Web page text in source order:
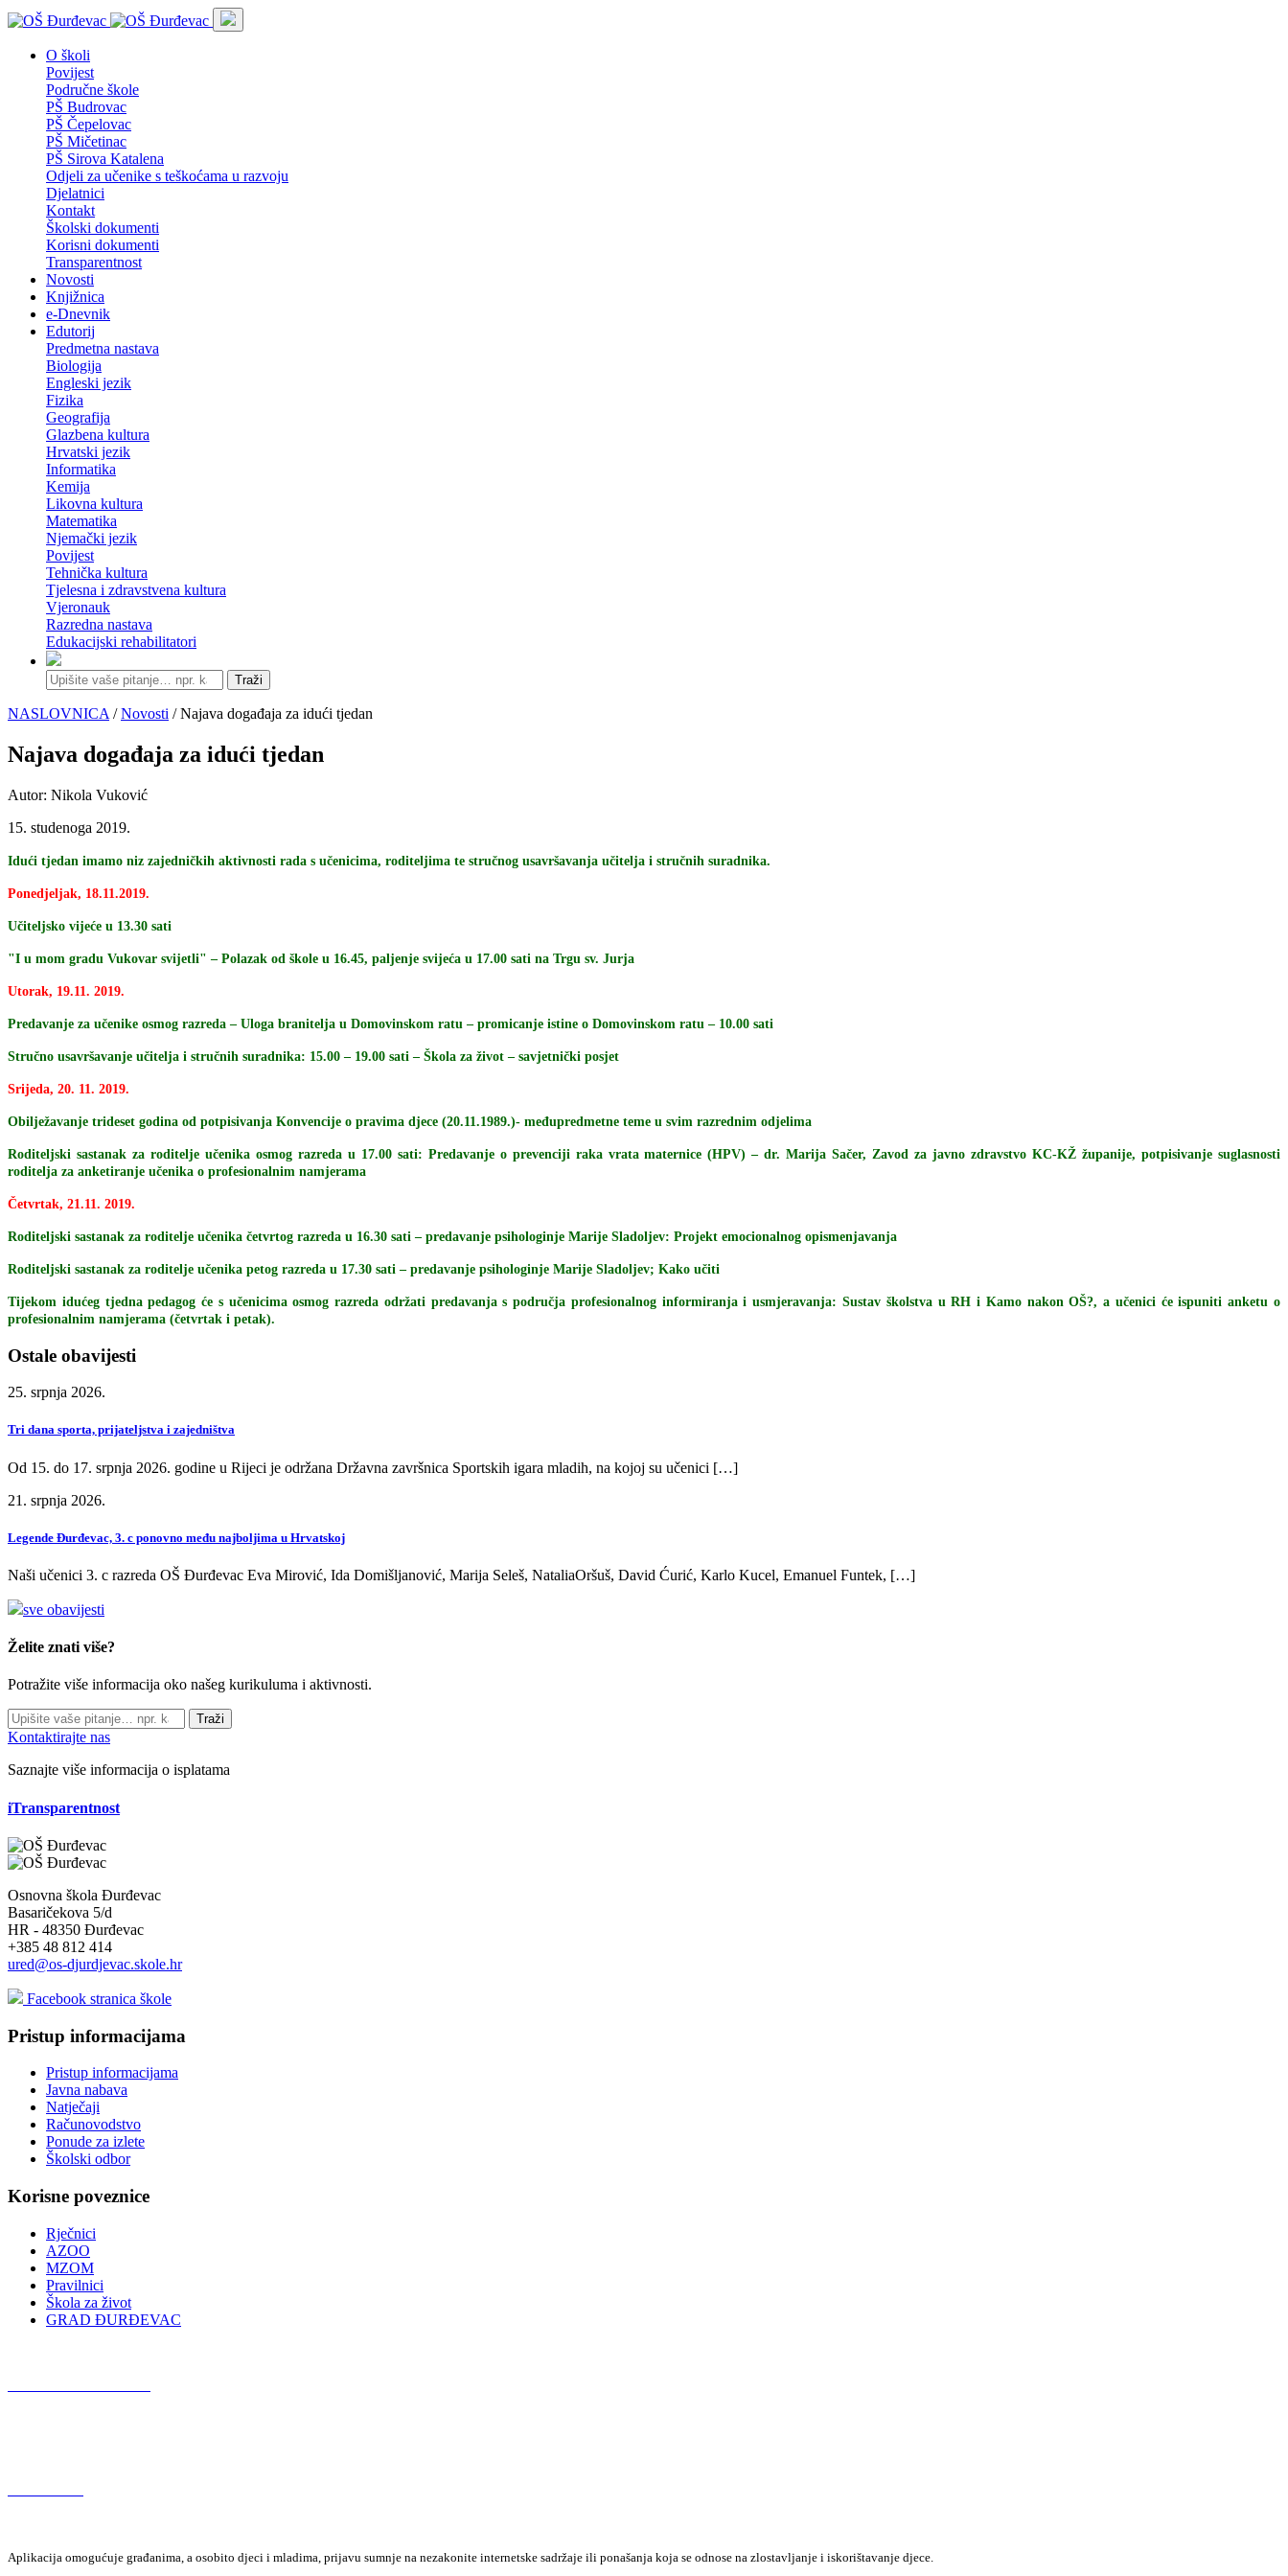
O školi
Povijest
Područne škole
PŠ Budrovac
PŠ Čepelovac
PŠ Mičetinac
PŠ Sirova Katalena
Odjeli za učenike s teškoćama u razvoju
Djelatnici
Kontakt
Školski dokumenti
Korisni dokumenti
Transparentnost
Novosti
Knjižnica
e-Dnevnik
Edutorij
Predmetna nastava
Biologija
Engleski jezik
Fizika
Geografija
Glazbena kultura
Hrvatski jezik
Informatika
Kemija
Likovna kultura
Matematika
Njemački jezik
Povijest
Tehnička kultura
Tjelesna i zdravstvena kultura
Vjeronauk
Razredna nastava
Edukacijski rehabilitatori
Traži
NASLOVNICA /Novosti / Najava događaja za idući tjedan
Najava događaja za idući tjedan
Autor: Nikola Vuković
15. studenoga 2019.
Idući tjedan imamo niz zajedničkih aktivnosti rada s učenicima, roditeljima te stručnog usavršavanja učitelja i stručnih suradnika.
Ponedjeljak, 18.11.2019.
Učiteljsko vijeće u 13.30 sati
"I u mom gradu Vukovar svijetli" – Polazak od škole u 16.45, paljenje svijeća u 17.00 sati na Trgu sv. Jurja
Utorak, 19.11. 2019.
Predavanje za učenike osmog razreda – Uloga branitelja u Domovinskom ratu – promicanje istine o Domovinskom ratu – 10.00 sati
Stručno usavršavanje učitelja i stručnih suradnika: 15.00 – 19.00 sati – Škola za život – savjetnički posjet
Srijeda, 20. 11. 2019.
Obilježavanje trideset godina od potpisivanja Konvencije o pravima djece (20.11.1989.)- međupredmetne teme u svim razrednim odjelima
Roditeljski sastanak za roditelje učenika osmog razreda u 17.00 sati: Predavanje o prevenciji raka vrata maternice (HPV) – dr. Marija Sačer, Zavod za javno zdravstvo KC-KŽ županije, potpisivanje suglasnosti
roditelja za anketiranje učenika o profesionalnim namjerama
Četvrtak, 21.11. 2019.
Roditeljski sastanak za roditelje učenika četvrtog razreda u 16.30 sati – predavanje psihologinje Marije Sladoljev: Projekt emocionalnog opismenjavanja
Roditeljski sastanak za roditelje učenika petog razreda u 17.30 sati – predavanje psihologinje Marije Sladoljev; Kako učiti
Tijekom idućeg tjedna pedagog će s učenicima osmog razreda održati predavanja s područja profesionalnog informiranja i usmjeravanja: Sustav školstva u RH i Kamo nakon OŠ?, a učenici će ispuniti anketu o
profesionalnim namjerama (četvrtak i petak).
Ostale obavijesti
25. srpnja 2026.
Tri dana sporta, prijateljstva i zajedništva
Od 15. do 17. srpnja 2026. godine u Rijeci je održana Državna završnica Sportskih igara mladih, na kojoj su učenici […]
21. srpnja 2026.
Legende Đurđevac, 3. c ponovno među najboljima u Hrvatskoj
Naši učenici 3. c razreda OŠ Đurđevac Eva Mirović, Ida Domišljanović, Marija Seleš, NataliaOršuš, David Ćurić, Karlo Kucel, Emanuel Funtek, […]
sve obavijesti
Želite znati više?
Potražite više informacija oko našeg kurikuluma i aktivnosti.
Traži
Kontaktirajte nas
Saznajte više informacija o isplatama
iTransparentnost
Osnovna škola Đurđevac
Basaričekova 5/d
HR - 48350 Đurđevac
+385 48 812 414
ured@os-djurdjevac.skole.hr
Facebook stranica škole
Pristup informacijama
Pristup informacijama
Javna nabava
Natječaji
Računovodstvo
Ponude za izlete
Školski odbor
Korisne poveznice
Rječnici
AZOO
MZOM
Pravilnici
Škola za život
GRAD ĐURĐEVAC
Aplikacija omogućuje građanima, a osobito djeci i mladima, prijavu sumnje na nezakonite internetske sadržaje ili ponašanja koja se odnose na zlostavljanje i iskorištavanje djece.